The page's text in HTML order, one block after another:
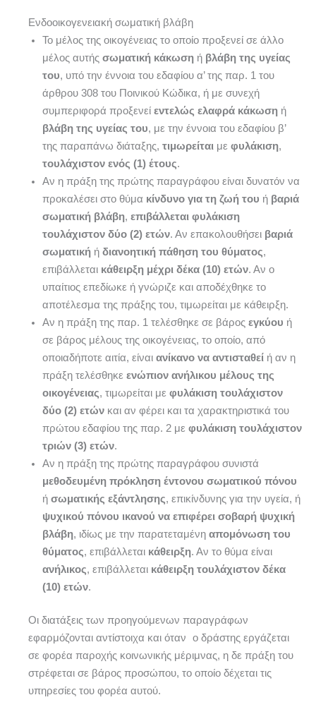
Ενδοοικογενειακή σωματική βλάβη
Το μέλος της οικογένειας το οποίο προξενεί σε άλλο
μέλος αυτής σωματική κάκωση ή βλάβη της υγείας
του, υπό την έννοια του εδαφίου α’ της παρ. 1 του
άρθρου 308 του Ποινικού Κώδικα, ή με συνεχή
συμπεριφορά προξενεί εντελώς ελαφρά κάκωση ή
βλάβη της υγείας του, με την έννοια του εδαφίου β’
της παραπάνω διάταξης, τιμωρείται με φυλάκιση,
τουλάχιστον ενός (1) έτους.
Αν η πράξη της πρώτης παραγράφου είναι δυνατόν να
προκαλέσει στο θύμα κίνδυνο για τη ζωή του ή βαριά
σωματική βλάβη, επιβάλλεται φυλάκιση
τουλάχιστον δύο (2) ετών. Αν επακολουθήσει βαριά
σωματική ή διανοητική πάθηση του θύματος,
επιβάλλεται κάθειρξη μέχρι δέκα (10) ετών. Αν ο
υπαίτιος επεδίωκε ή γνώριζε και αποδέχθηκε το
αποτέλεσμα της πράξης του, τιμωρείται με κάθειρξη.
Αν η πράξη της παρ. 1 τελέσθηκε σε βάρος εγκύου ή
σε βάρος μέλους της οικογένειας, το οποίο, από
οποιαδήποτε αιτία, είναι ανίκανο να αντισταθεί ή αν η
πράξη τελέσθηκε ενώπιον ανήλικου μέλους της
οικογένειας, τιμωρείται με φυλάκιση τουλάχιστον
δύο (2) ετών και αν φέρει και τα χαρακτηριστικά του
πρώτου εδαφίου της παρ. 2 με φυλάκιση τουλάχιστον
τριών (3) ετών.
Αν η πράξη της πρώτης παραγράφου συνιστά
μεθοδευμένη πρόκληση έντονου σωματικού πόνου
ή σωματικής εξάντλησης, επικίνδυνης για την υγεία, ή
ψυχικού πόνου ικανού να επιφέρει σοβαρή ψυχική
βλάβη, ιδίως με την παρατεταμένη απομόνωση του
θύματος, επιβάλλεται κάθειρξη. Αν το θύμα είναι
ανήλικος, επιβάλλεται κάθειρξη τουλάχιστον δέκα
(10) ετών.
Οι διατάξεις των προηγούμενων παραγράφων
εφαρμόζονται αντίστοιχα και όταν ο δράστης εργάζεται
σε φορέα παροχής κοινωνικής μέριμνας, η δε πράξη του
στρέφεται σε βάρος προσώπου, το οποίο δέχεται τις
υπηρεσίες του φορέα αυτού.